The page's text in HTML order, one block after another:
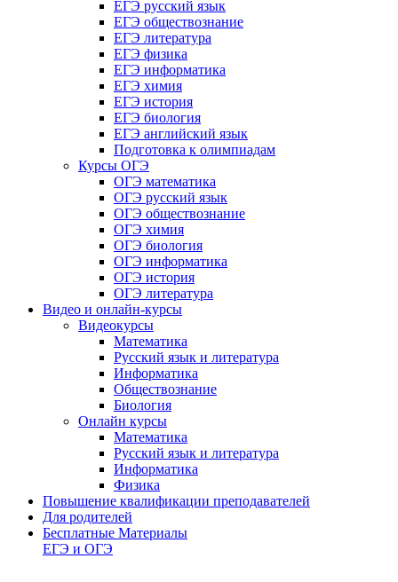
ЕГЭ русский язык
ЕГЭ обществознание
ЕГЭ литература
ЕГЭ физика
ЕГЭ информатика
ЕГЭ химия
ЕГЭ история
ЕГЭ биология
ЕГЭ английский язык
Подготовка к олимпиадам
Курсы ОГЭ
ОГЭ математика
ОГЭ русский язык
ОГЭ обществознание
ОГЭ химия
ОГЭ биология
ОГЭ информатика
ОГЭ история
ОГЭ литература
Видео и онлайн-курсы
Видеокурсы
Математика
Русский язык и литература
Информатика
Обществознание
Биология
Онлайн курсы
Математика
Русский язык и литература
Информатика
Физика
Повышение квалификации преподавателей
Для родителей
Бесплатные Материалы
ЕГЭ и ОГЭ